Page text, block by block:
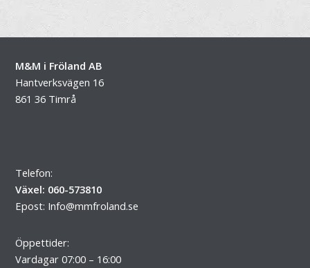
M&M i Fröland AB
Hantverksvägen 16
861 36 Timrå
Telefon:
Växel: 060-573810
Epost: Info@mmfroland.se
Öppettider:
Vardagar 07:00 – 16:00